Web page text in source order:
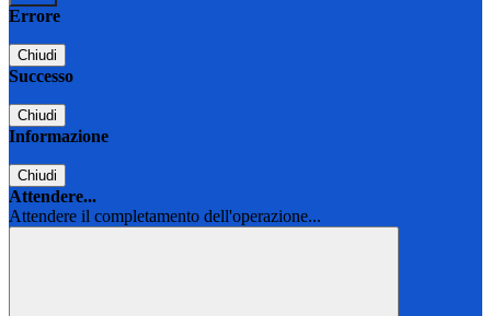
Errore
Chiudi
Successo
Chiudi
Informazione
Chiudi
Attendere...
Attendere il completamento dell'operazione...